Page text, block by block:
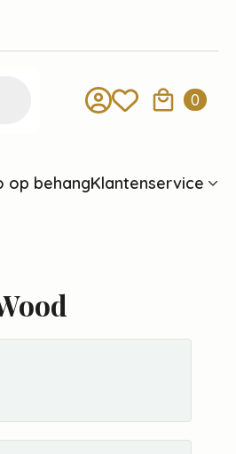
0
op behangKlantenservice